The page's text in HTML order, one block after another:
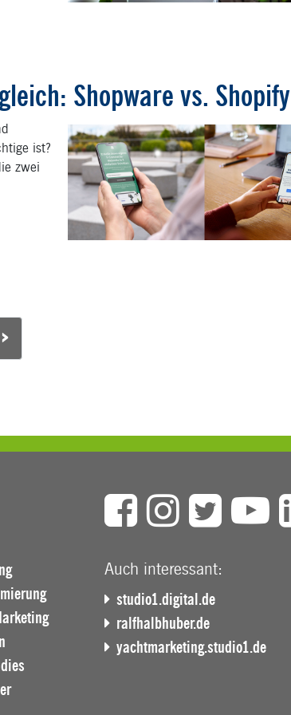
Shopware vs. Shopify
ist?
zwei
>
Auch interessant:
studio1.digital.de
ralfhalbhuber.de
yachtmarketing.studio1.de